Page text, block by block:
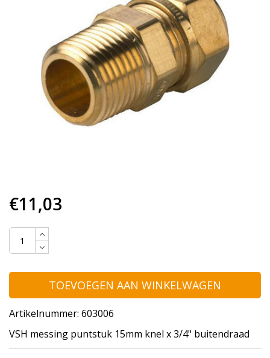
€11,03
TOEVOEGEN AAN WINKELWAGEN
Artikelnummer: 603006
VSH messing puntstuk 15mm knel x 3/4" buitendraad